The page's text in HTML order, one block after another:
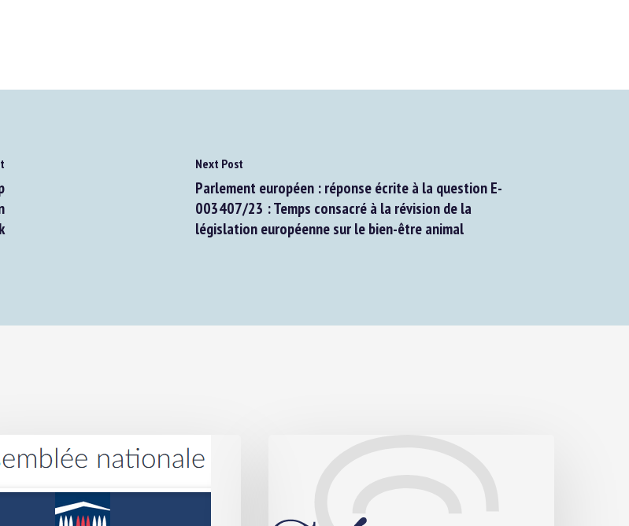
Next Post
Parlement européen : réponse écrite à la question E-
003407/23 : Temps consacré à la révision de la
législation européenne sur le bien-être animal